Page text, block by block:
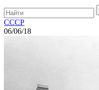
СССР
06/06/18